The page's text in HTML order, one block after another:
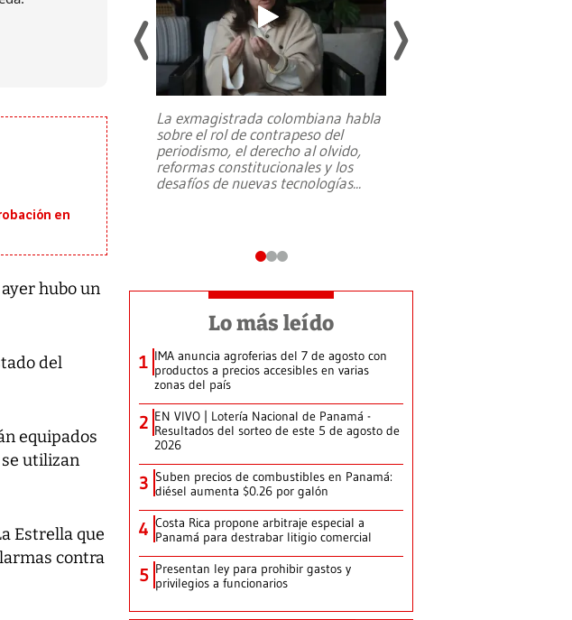
en
hubo un
del
equipados
utilizan
Estrella que
contra
una
La exmagistrada colombiana habla
sobre el rol de contrapeso del
periodismo, el derecho al olvido,
reformas constitucionales y los
desafíos de nuevas tecnologías...
Lo más leído
1 IMA anuncia agroferias del 7 de agosto con
productos a precios accesibles en varias
zonas del país
2 EN VIVO | Lotería Nacional de Panamá -
Resultados del sorteo de este 5 de agosto de
2026
3 Suben precios de combustibles en Panamá:
diésel aumenta $0.26 por galón
4 Costa Rica propone arbitraje especial a
Panamá para destrabar litigio comercial
5 Presentan ley para prohibir gastos y
privilegios a funcionarios